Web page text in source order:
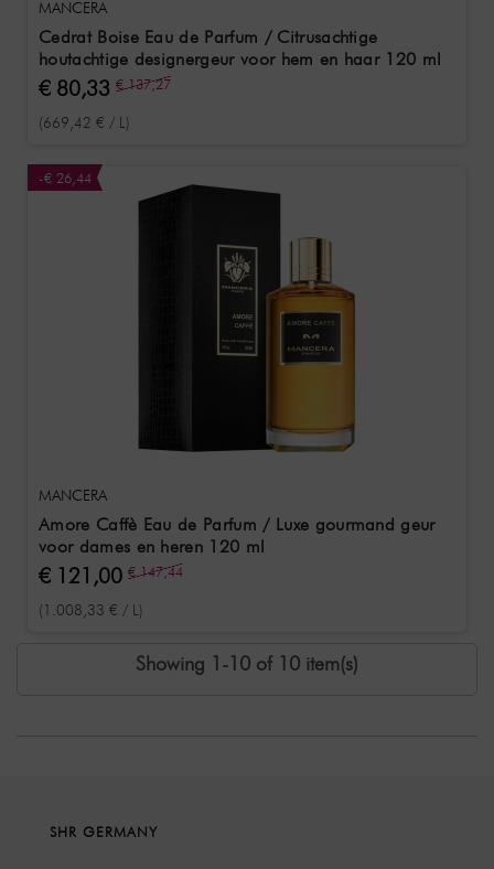
MANCERA
Cedrat Boise Eau de Parfum / Citrusachtige
houtachtige designergeur voor hem en haar 120 ml
€ 80,33 € 137,27
(669,42 € / L)
-€ 26,44
MANCERA
Amore Caffè Eau de Parfum / Luxe gourmand geur
voor dames en heren 120 ml
€ 121,00 € 147,44
(1.008,33 € / L)
Showing 1-10 of 10 item(s)
SHR GERMANY